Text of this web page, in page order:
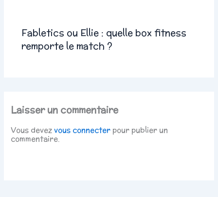
Fabletics ou Ellie : quelle box fitness
remporte le match ?
Laisser un commentaire
Vous devezvous connecter pour publier un
commentaire.